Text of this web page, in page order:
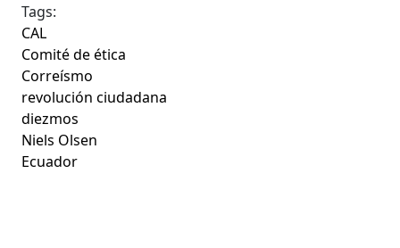
Tags:
CAL
Comité de ética
Correísmo
revolución ciudadana
diezmos
Niels Olsen
Ecuador